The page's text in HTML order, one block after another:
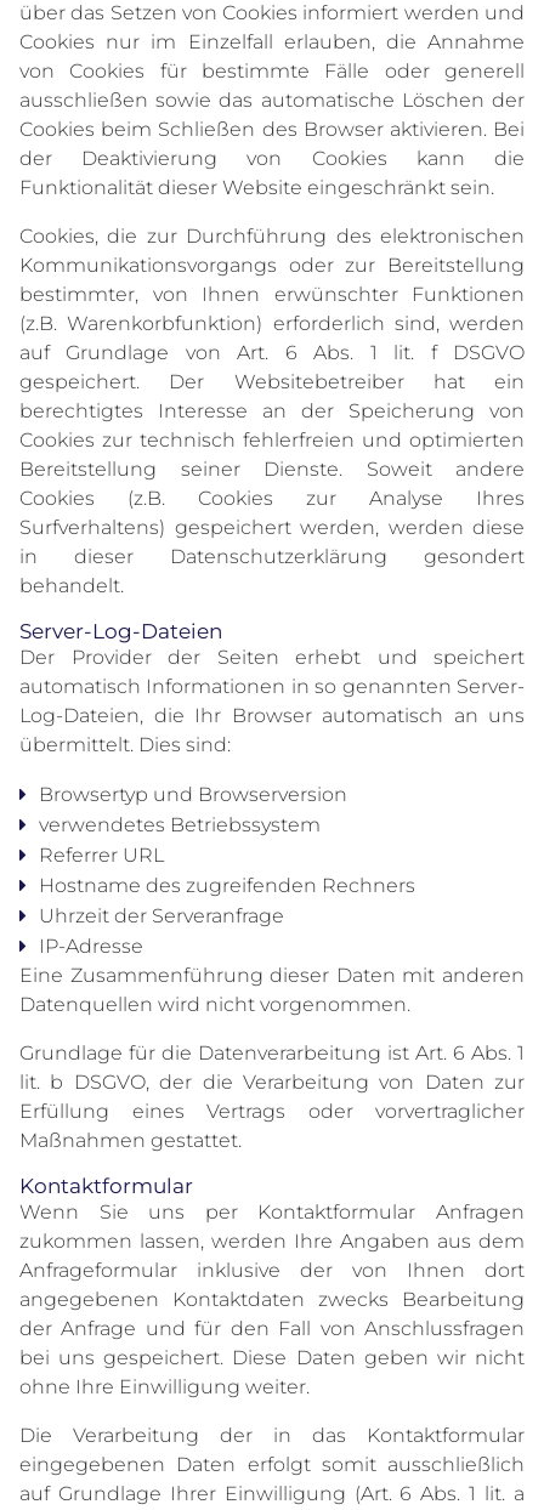
über das Setzen von Cookies informiert werden und
Cookies nur im Einzelfall erlauben, die Annahme
von Cookies für bestimmte Fälle oder generell
ausschließen sowie das automatische Löschen der
Cookies beim Schließen des Browser aktivieren. Bei
der Deaktivierung von Cookies kann die
Funktionalität dieser Website eingeschränkt sein.
Cookies, die zur Durchführung des elektronischen
Kommunikationsvorgangs oder zur Bereitstellung
bestimmter, von Ihnen erwünschter Funktionen
(z.B. Warenkorbfunktion) erforderlich sind, werden
auf Grundlage von Art. 6 Abs. 1 lit. f DSGVO
gespeichert. Der Websitebetreiber hat ein
berechtigtes Interesse an der Speicherung von
Cookies zur technisch fehlerfreien und optimierten
Bereitstellung seiner Dienste. Soweit andere
Cookies (z.B. Cookies zur Analyse Ihres
Surfverhaltens) gespeichert werden, werden diese
in dieser Datenschutzerklärung gesondert
behandelt.
Server-Log-Dateien
Der Provider der Seiten erhebt und speichert
automatisch Informationen in so genannten Server-
Log-Dateien, die Ihr Browser automatisch an uns
übermittelt. Dies sind:
Browsertyp und Browserversion
verwendetes Betriebssystem
Referrer URL
Hostname des zugreifenden Rechners
Uhrzeit der Serveranfrage
IP-Adresse
Eine Zusammenführung dieser Daten mit anderen
Datenquellen wird nicht vorgenommen.
Grundlage für die Datenverarbeitung ist Art. 6 Abs. 1
lit. b DSGVO, der die Verarbeitung von Daten zur
Erfüllung eines Vertrags oder vorvertraglicher
Maßnahmen gestattet.
Kontaktformular
Wenn Sie uns per Kontaktformular Anfragen
zukommen lassen, werden Ihre Angaben aus dem
Anfrageformular inklusive der von Ihnen dort
angegebenen Kontaktdaten zwecks Bearbeitung
der Anfrage und für den Fall von Anschlussfragen
bei uns gespeichert. Diese Daten geben wir nicht
ohne Ihre Einwilligung weiter.
Die Verarbeitung der in das Kontaktformular
eingegebenen Daten erfolgt somit ausschließlich
auf Grundlage Ihrer Einwilligung (Art. 6 Abs. 1 lit. a